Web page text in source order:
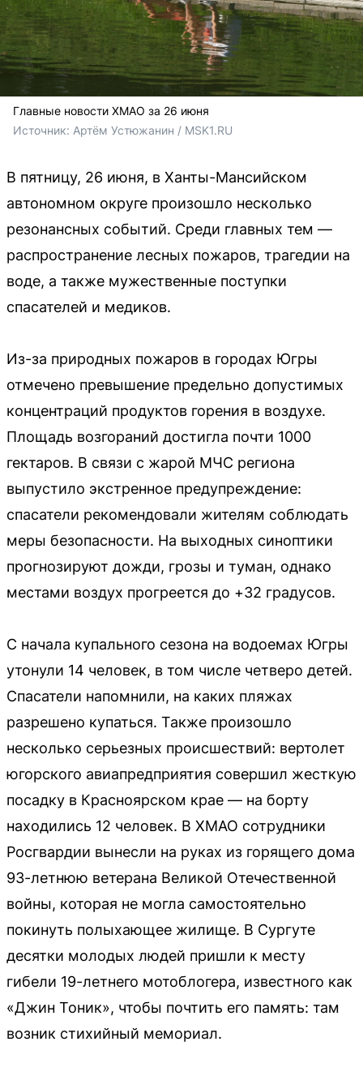
Главные новости ХМАО за 26 июня
Источник: Артём Устюжанин / MSK1.RU
В пятницу, 26 июня, в Ханты-Мансийском
автономном округе произошло несколько
резонансных событий. Среди главных тем —
распространение лесных пожаров, трагедии на
воде, а также мужественные поступки
спасателей и медиков.
Из-за природных пожаров в городах Югры
отмечено превышение предельно допустимых
концентраций продуктов горения в воздухе.
Площадь возгораний достигла почти 1000
гектаров. В связи с жарой МЧС региона
выпустило экстренное предупреждение:
спасатели рекомендовали жителям соблюдать
меры безопасности. На выходных синоптики
прогнозируют дожди, грозы и туман, однако
местами воздух прогреется до +32 градусов.
С начала купального сезона на водоемах Югры
утонули 14 человек, в том числе четверо детей.
Спасатели напомнили, на каких пляжах
разрешено купаться. Также произошло
несколько серьезных происшествий: вертолет
югорского авиапредприятия совершил жесткую
посадку в Красноярском крае — на борту
находились 12 человек. В ХМАО сотрудники
Росгвардии вынесли на руках из горящего дома
93-летнюю ветерана Великой Отечественной
войны, которая не могла самостоятельно
покинуть полыхающее жилище. В Сургуте
десятки молодых людей пришли к месту
гибели 19-летнего мотоблогера, известного как
«Джин Тоник», чтобы почтить его память: там
возник стихийный мемориал.